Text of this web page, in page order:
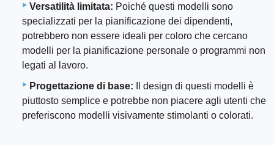
Versatilità limitata: Poiché questi modelli sono
specializzati per la pianificazione dei dipendenti,
potrebbero non essere ideali per coloro che cercano
modelli per la pianificazione personale o programmi non
legati al lavoro.
Progettazione di base: Il design di questi modelli è
piuttosto semplice e potrebbe non piacere agli utenti che
preferiscono modelli visivamente stimolanti o colorati.